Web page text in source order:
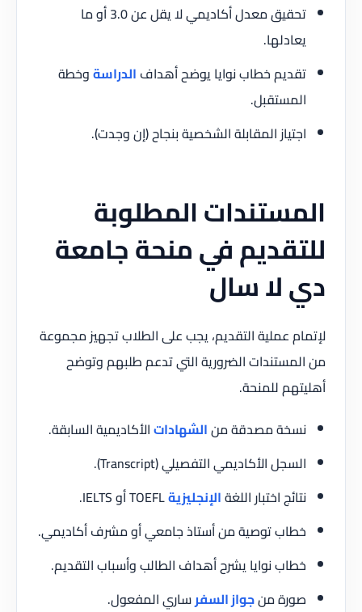
تحقيق معدل أكاديمي لا يقل عن 3.0 أو ما
يعادلها.
تقديم خطاب نوايا يوضح أهدافالدراسةوخطة
المستقبل.
اجتياز المقابلة الشخصية بنجاح (إن وجدت).
المستندات المطلوبة
للتقديم في منحة جامعة
دي لا سال
لإتمام عملية التقديم، يجب على الطلاب تجهيز مجموعة
من المستندات الضرورية التي تدعم طلبهم وتوضح
أهليتهم للمنحة.
نسخة مصدقة منالشهاداتالأكاديمية السابقة.
السجل الأكاديمي التفصيلي (Transcript).
نتائج اختبار اللغةالإنجليزية
خطاب توصية من أستاذ جامعي أو مشرف أكاديمي.
خطاب نوايا يشرح أهداف الطالب وأسباب التقديم.
صورة منجواز السفرساري المفعول.